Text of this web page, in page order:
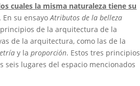
cuales la misma naturaleza tiene su
En su ensayoAtributos de la belleza
de la arquitectura de la
de la arquitectura, como las de la
y laproporción. Estos tres principios
seis lugares del espacio mencionados